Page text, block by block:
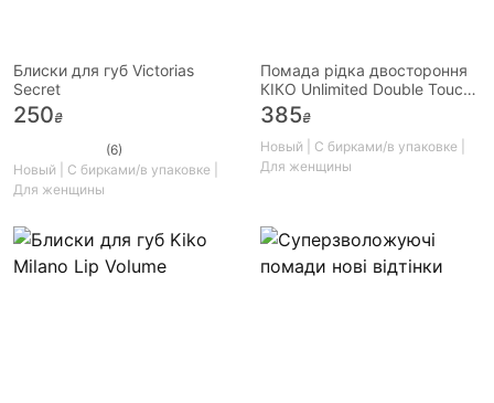
Блиски для губ Victorias
Secret
250₴
(6)
Новый | С бирками/в упаковке |
Для женщины
Помада рідка двостороння
КІКО Unlimited Double Touch
139 тон
385₴
Новый | С бирками/в упаковке |
Для женщины